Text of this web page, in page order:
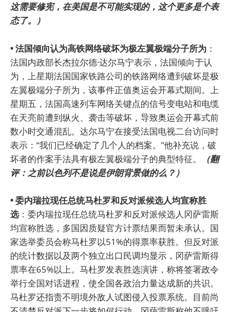
这需要修宪，在美国是不可能实现的，这个更多是个表
态了。）
• 法国倾向认为高铁网络破坏为极左翼极端分子所为 ：
法国内政部长杰拉尔德·达尔马宁表示，法国倾向于认
为，上星期法国国家铁路公司的铁路网络遭到破坏是极
左翼极端分子所为，该事件正值奥运会开幕式期间。上
星期五，法国高速列车网络关键点的信号变电站和电缆
在天亮前遭到纵火、袭击等破坏，导致奥运会开幕式前
数小时交通混乱。达尔马宁在接受法国电视二台访问时
表示：“我们已经确定了几个人的档案。”他补充说，破
坏者的作案手法具有极左翼极端分子的典型特征。
（翻
评：之前以色列不是说是伊朗背景做的么？）
• 委内瑞拉现任总统马杜罗和反对派候选人均宣称胜
选：委内瑞拉现任总统马杜罗和反对派候选人冈萨雷斯
均宣称胜选，多国因质疑官方计票结果而暂未承认。国
家选举委员会称马杜罗以51%的得票率获胜。但反对派
的统计数据以及两个独立出口民调均显示，冈萨雷斯得
票率在65%以上。马杜罗发表胜选演讲，称将签署政令
举行全国对话进程，使全国各政治力量达成新的共识。
马杜罗还指责不明境外敌人试图侵入投票系统。目前尚